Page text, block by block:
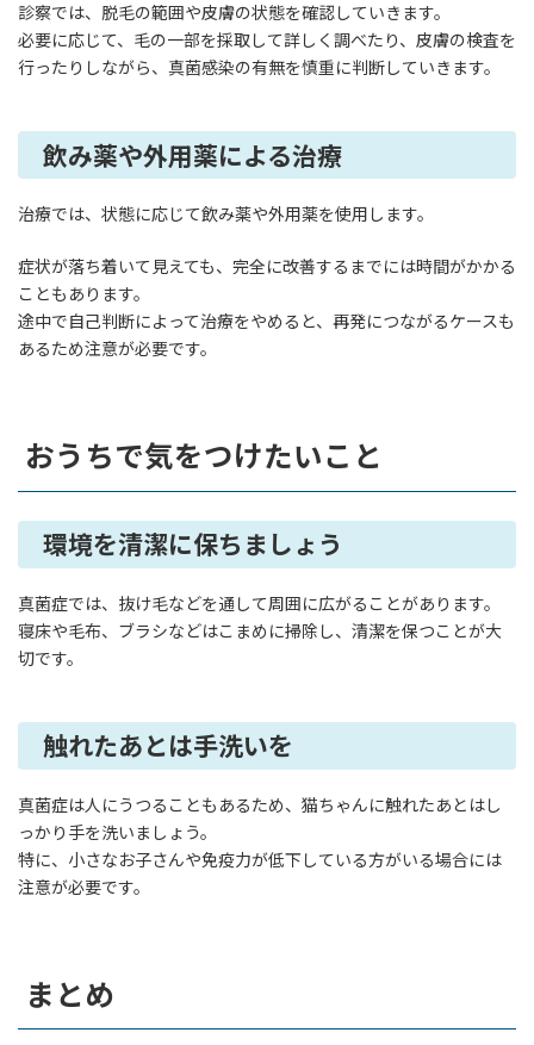
診察では、脱毛の範囲や皮膚の状態を確認していきます。
必要に応じて、毛の一部を採取して詳しく調べたり、皮膚の検査を
行ったりしながら、真菌感染の有無を慎重に判断していきます。
飲み薬や外用薬による治療
治療では、状態に応じて飲み薬や外用薬を使用します。
症状が落ち着いて見えても、完全に改善するまでには時間がかかる
こともあります。
途中で自己判断によって治療をやめると、再発につながるケースも
あるため注意が必要です。
おうちで気をつけたいこと
環境を清潔に保ちましょう
真菌症では、抜け毛などを通して周囲に広がることがあります。
寝床や毛布、ブラシなどはこまめに掃除し、清潔を保つことが大
切です。
触れたあとは手洗いを
真菌症は人にうつることもあるため、猫ちゃんに触れたあとはし
っかり手を洗いましょう。
特に、小さなお子さんや免疫力が低下している方がいる場合には
注意が必要です。
まとめ